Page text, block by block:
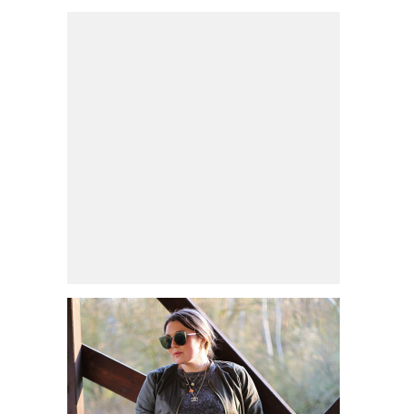
HERBSTLICHE OUTFITS UND
ACCESSOIRES